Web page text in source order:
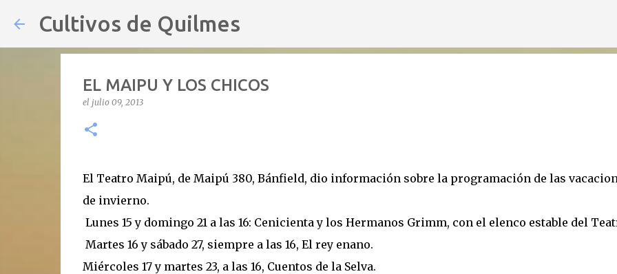
Cultivos de Quilmes
EL MAIPU Y LOS CHICOS
el julio 09, 2013
El Teatro Maipú, de Maipú 380, Bánfield, dio información sobre la programación de las
de invierno.
Lunes 15 y domingo 21 a las 16: Cenicienta y los Hermanos Grimm, con el elenco estable del
Martes 16 y sábado 27, siempre a las 16, El rey enano.
Miércoles 17 y martes 23, a las 16, Cuentos de la Selva.